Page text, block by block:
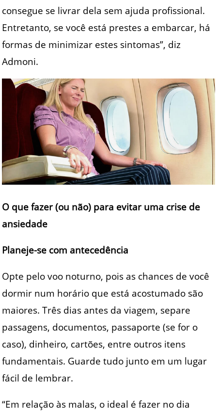
consegue se livrar dela sem ajuda profissional.
Entretanto, se você está prestes a embarcar, há
formas de minimizar estes sintomas”, diz
Admoni.
O que fazer (ou não) para evitar uma crise de
ansiedade
Planeje-se com antecedência
Opte pelo voo noturno, pois as chances de você
dormir num horário que está acostumado são
maiores. Três dias antes da viagem, separe
passagens, documentos, passaporte (se for o
caso), dinheiro, cartões, entre outros itens
fundamentais. Guarde tudo junto em um lugar
fácil de lembrar.
“Em relação às malas, o ideal é fazer no dia